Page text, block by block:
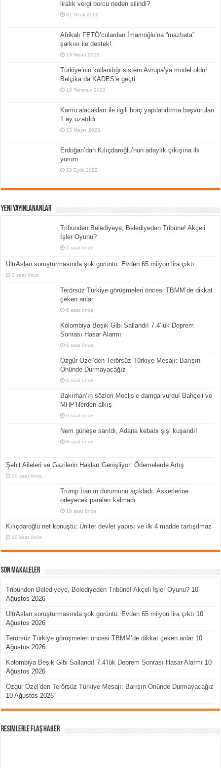
liralık vergi borcu neden silindi?
31 Ocak 2022
Afrikalı FETÖ’culardan İmamoğlu’na “mazbata”
şarkısı ile destek!
19 Nisan 2019
Türkiye’nin kullandığı sistem Avrupa’ya model oldu!
Belçika da KADES’e geçti
18 Temmuz 2022
Kamu alacakları ile ilgili borç yapılandırma başvuruları
1 ay uzatıldı
23 Mayıs 2023
Erdoğan’dan Kılıçdaroğlu’nun adaylık çıkışına ilk
yorum
23 Eylül 2022
Yeni Yayınlananlar
Tribünden Belediyeye, Belediyeden Tribüne! Akçeli
İşler Oyunu?
2 saat önce
UltrAslan soruşturmasında şok görüntü: Evden 65 milyon lira çıktı
2 saat önce
Terörsüz Türkiye görüşmeleri öncesi TBMM’de dikkat
çeken anlar
6 saat önce
Kolombiya Beşik Gibi Sallandı! 7.4’lük Deprem
Sonrası Hasar Alarmı
6 saat önce
Özgür Özel’den Terörsüz Türkiye Mesajı: Barışın
Önünde Durmayacağız
6 saat önce
Bakırhan’ın sözleri Meclis’e damga vurdu! Bahçeli ve
MHP’lilerden alkış
6 saat önce
Nem güneşe sarıldı, Adana kebabı şişi kuşandı!
8 saat önce
Şehit Aileleri ve Gazilerin Hakları Genişliyor: Ödemelerde Artış
10 saat önce
Trump İran’ın durumunu açıkladı: Askerlerine
ödeyecek paraları kalmadı
10 saat önce
Kılıçdaroğlu net konuştu: Üniter devlet yapısı ve ilk 4 madde tartışılmaz
10 saat önce
Son Makaleler
Tribünden Belediyeye, Belediyeden Tribüne! Akçeli İşler Oyunu? 10
Ağustos 2026
UltrAslan soruşturmasında şok görüntü: Evden 65 milyon lira çıktı 10
Ağustos 2026
Terörsüz Türkiye görüşmeleri öncesi TBMM’de dikkat çeken anlar 10
Ağustos 2026
Kolombiya Beşik Gibi Sallandı! 7.4’lük Deprem Sonrası Hasar Alarmı 10
Ağustos 2026
Özgür Özel’den Terörsüz Türkiye Mesajı: Barışın Önünde Durmayacağız
10 Ağustos 2026
Resimlerle Flaş Haber